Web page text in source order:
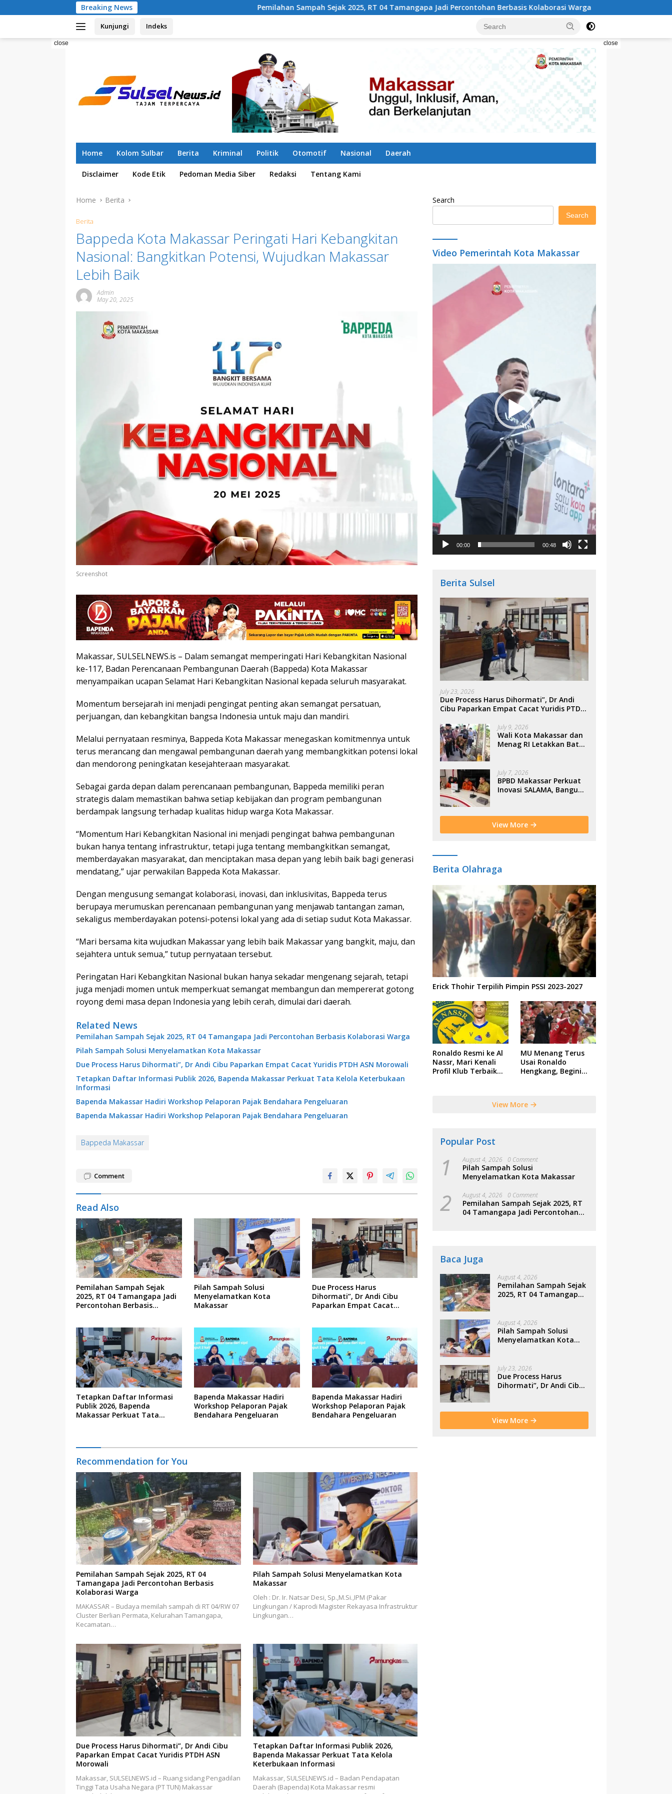
to
Breaking News Pemilahan Sampah Sejak 2025, RT 04 Tamangapa Jadi Percontohan Berbasis Kolaborasi Warga Pilah Sampah Solusi Menyelamatkan
Kunjungi Indeks
close close
Home Kolom Sulbar Berita Kriminal Politik Otomotif Nasional Daerah
Disclaimer Kode Etik Pedoman Media Siber Redaksi Tentang Kami
Home Berita
Berita
Bappeda Kota Makassar Peringati Hari Kebangkitan
Nasional: Bangkitkan Potensi, Wujudkan Makassar
Lebih Baik
Admin
May 20, 2025
Screenshot
Makassar, SULSELNEWS.is – Dalam semangat memperingati Hari Kebangkitan Nasional
ke-117, Badan Perencanaan Pembangunan Daerah (Bappeda) Kota Makassar
menyampaikan ucapan Selamat Hari Kebangkitan Nasional kepada seluruh masyarakat.
Momentum bersejarah ini menjadi pengingat penting akan semangat persatuan,
perjuangan, dan kebangkitan bangsa Indonesia untuk maju dan mandiri.
Melalui pernyataan resminya, Bappeda Kota Makassar menegaskan komitmennya untuk
terus merancang dan mengawal pembangunan daerah yang membangkitkan potensi lokal
dan mendorong peningkatan kesejahteraan masyarakat.
Sebagai garda depan dalam perencanaan pembangunan, Bappeda memiliki peran
strategis dalam memastikan bahwa setiap kebijakan dan program pembangunan
berdampak langsung terhadap kualitas hidup warga Kota Makassar.
“Momentum Hari Kebangkitan Nasional ini menjadi pengingat bahwa pembangunan
bukan hanya tentang infrastruktur, tetapi juga tentang membangkitkan semangat,
memberdayakan masyarakat, dan menciptakan masa depan yang lebih baik bagi generasi
mendatang,” ujar perwakilan Bappeda Kota Makassar.
Dengan mengusung semangat kolaborasi, inovasi, dan inklusivitas, Bappeda terus
berupaya merumuskan perencanaan pembangunan yang menjawab tantangan zaman,
sekaligus memberdayakan potensi-potensi lokal yang ada di setiap sudut Kota Makassar.
“Mari bersama kita wujudkan Makassar yang lebih baik Makassar yang bangkit, maju, dan
sejahtera untuk semua,” tutup pernyataan tersebut.
Peringatan Hari Kebangkitan Nasional bukan hanya sekadar mengenang sejarah, tetapi
juga menjadi momen untuk memperkuat semangat membangun dan mempererat gotong
royong demi masa depan Indonesia yang lebih cerah, dimulai dari daerah.
Related News
Pemilahan Sampah Sejak 2025, RT 04 Tamangapa Jadi Percontohan Berbasis Kolaborasi Warga
Pilah Sampah Solusi Menyelamatkan Kota Makassar
Due Process Harus Dihormati”, Dr Andi Cibu Paparkan Empat Cacat Yuridis PTDH ASN Morowali
Tetapkan Daftar Informasi Publik 2026, Bapenda Makassar Perkuat Tata Kelola Keterbukaan
Informasi
Bapenda Makassar Hadiri Workshop Pelaporan Pajak Bendahara Pengeluaran
Bapenda Makassar Hadiri Workshop Pelaporan Pajak Bendahara Pengeluaran
Bappeda Makassar
Comment
Read Also
Pemilahan Sampah Sejak
2025, RT 04 Tamangapa Jadi
Percontohan Berbasis
Pilah Sampah Solusi
Menyelamatkan Kota
Makassar
Due Process Harus
Dihormati”, Dr Andi Cibu
Paparkan Empat Cacat
Tetapkan Daftar Informasi
Publik 2026, Bapenda
Makassar Perkuat Tata
Bapenda Makassar Hadiri
Workshop Pelaporan Pajak
Bendahara Pengeluaran
Bapenda Makassar Hadiri
Workshop Pelaporan Pajak
Bendahara Pengeluaran
Recommendation for You
Pemilahan Sampah Sejak 2025, RT 04
Tamangapa Jadi Percontohan Berbasis
Kolaborasi Warga
MAKASSAR – Budaya memilah sampah di RT 04/RW 07
Cluster Berlian Permata, Kelurahan Tamangapa,
Kecamatan…
Pilah Sampah Solusi Menyelamatkan Kota
Makassar
Oleh : Dr. Ir. Natsar Desi, Sp.,M.Si.,IPM (Pakar
Lingkungan / Kaprodi Magister Rekayasa Infrastruktur
Lingkungan…
Due Process Harus Dihormati”, Dr Andi Cibu
Paparkan Empat Cacat Yuridis PTDH ASN
Morowali
Makassar, SULSELNEWS.id – Ruang sidang Pengadilan
Tinggi Tata Usaha Negara (PT TUN) Makassar
Tetapkan Daftar Informasi Publik 2026,
Bapenda Makassar Perkuat Tata Kelola
Keterbukaan Informasi
Makassar, SULSELNEWS.id – Badan Pendapatan
Daerah (Bapenda) Kota Makassar resmi
Search
Search
Video Pemerintah Kota Makassar
00:00 00:48
Berita Sulsel
July 23, 2026
Due Process Harus Dihormati”, Dr Andi
Cibu Paparkan Empat Cacat Yuridis PTDH
July 9, 2026
Wali Kota Makassar dan
Menag RI Letakkan Batu
BTP
July 7, 2026
BPBD Makassar Perkuat
Inovasi SALAMA, Bangun
View More
Berita Olahraga
Erick Thohir Terpilih Pimpin PSSI 2023-2027
Ronaldo Resmi ke Al
Nassr, Mari Kenali
Profil Klub Terbaik
MU Menang Terus
Usai Ronaldo
Hengkang, Begini
View More
Popular Post
1 August 4, 2026 0 Comment
Pilah Sampah Solusi
Menyelamatkan Kota Makassar
2 August 4, 2026 0 Comment
Pemilahan Sampah Sejak 2025, RT
04 Tamangapa Jadi Percontohan
Baca Juga
August 4, 2026
Pemilahan Sampah Sejak
2025, RT 04 Tamangapa
Warga
August 4, 2026
Pilah Sampah Solusi
Menyelamatkan Kota
July 23, 2026
Due Process Harus
Dihormati”, Dr Andi Cibu
Morowali
View More